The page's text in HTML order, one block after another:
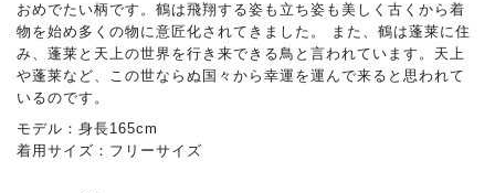
おめでたい柄です。鶴は飛翔する姿も立ち姿も美しく古くから着
物を始め多くの物に意匠化されてきました。 また、鶴は蓬莱に住
み、蓬莱と天上の世界を行き来できる鳥と言われています。天上
や蓬莱など、この世ならぬ国々から幸運を運んで来ると思われて
いるのです。
モデル：身長165cm
着用サイズ：フリーサイズ